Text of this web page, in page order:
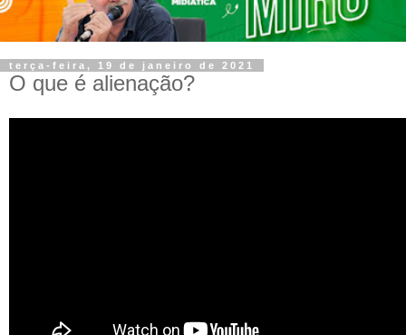
terça-feira, 19 de janeiro de 2021
O que é alienação?